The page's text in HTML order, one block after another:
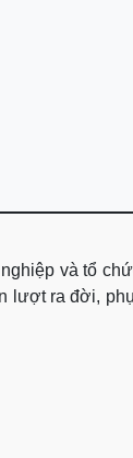
và tổ
lượt ra đời,